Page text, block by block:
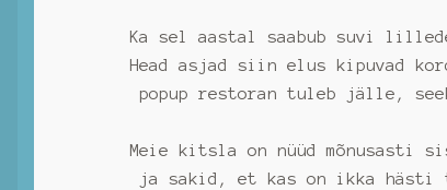
Ka sel aastal saabub suvi
Head asjad siin elus kipuvad
popup restoran tuleb jälle,
Meie kitsla on nüüd mõnusasti
ja sakid, et kas on ikka hästi